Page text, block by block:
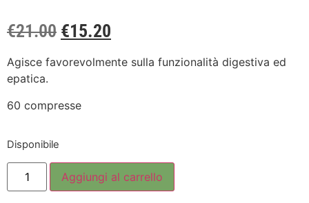
€21.00 €15.20
Agisce favorevolmente sulla funzionalità digestiva ed
epatica.
60 compresse
Disponibile
Aggiungi al carrello